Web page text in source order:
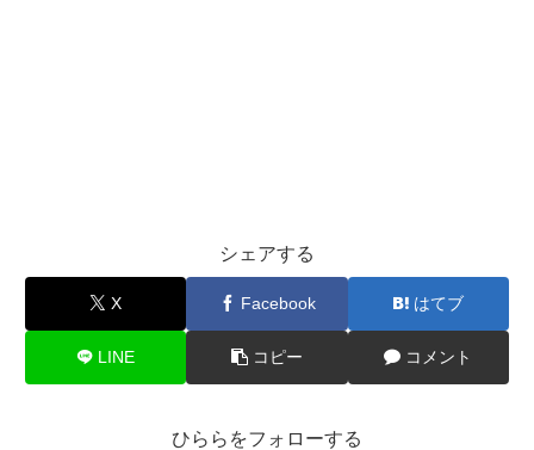
シェアする
X Facebook はてブ
LINE コピー コメント
ひららをフォローする